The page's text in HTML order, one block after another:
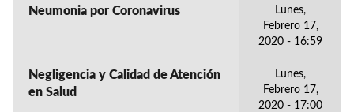
Neumonia por Coronavirus
Lunes,
Febrero 17,
2020 - 16:59
Negligencia y Calidad de Atención
en Salud
Lunes,
Febrero 17,
2020 - 17:00